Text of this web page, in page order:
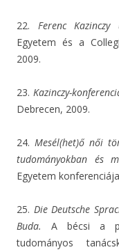
22. Ferenc
Egyetem és a
2009.
23. Kazinczy-
Debrecen, 2009.
24. Mesél(het)ő női
tudományokban és
Egyetem
25. Die Deutsche
Buda.
A bécsi a
tudományos